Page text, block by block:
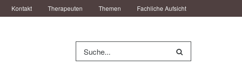
Kontakt Therapeuten Themen Fachliche Aufsicht